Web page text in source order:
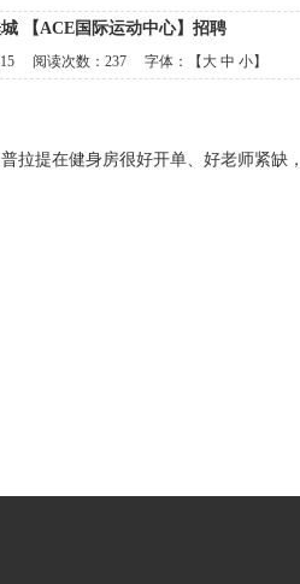
【ACE国际运动中心】招聘
阅读次数： 237 字体：【 大 中 小】
拉提在健身房很好开单、好老师紧